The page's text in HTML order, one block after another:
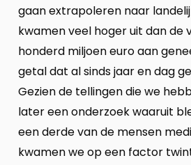
gaan extrapoleren naar
kwamen veel hoger uit dan de
honderd miljoen euro aan
getal dat al sinds jaar en dag
Gezien de tellingen die we
later een onderzoek waaruit
een derde van de mensen
kwamen we op een factor